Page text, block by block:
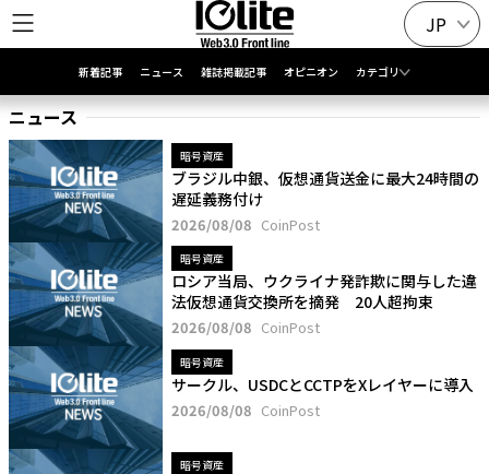
JP
新着記事 ニュース 雑誌掲載記事 オピニオン カテゴリ
ニュース
暗号資産
ブラジル中銀、仮想通貨送金に最大24時間の
遅延義務付け
2026/08/08 CoinPost
暗号資産
ロシア当局、ウクライナ発詐欺に関与した違
法仮想通貨交換所を摘発 20人超拘束
2026/08/08 CoinPost
暗号資産
サークル、USDCとCCTPをXレイヤーに導入
2026/08/08 CoinPost
暗号資産